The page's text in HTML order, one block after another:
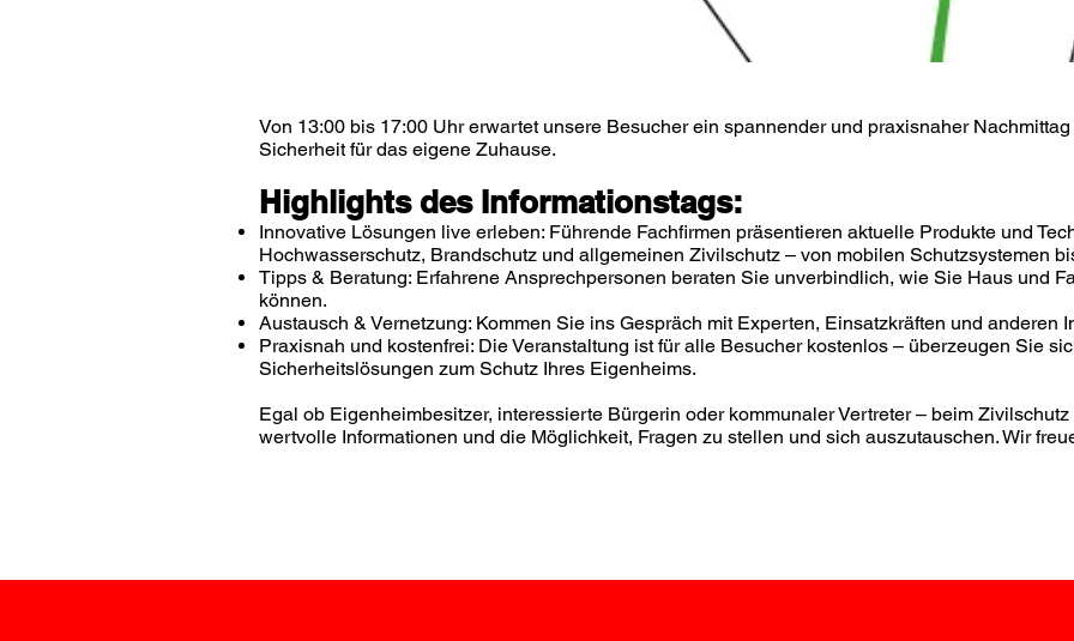
Von 13:00 bis 17:00 Uhr erwartet unsere Besucher ein spannender und praxisnaher
Sicherheit für das eigene Zuhause.
Highlights des Informationstags:
Innovative Lösungen live erleben: Führende Fachfirmen präsentieren aktuelle Produkte und
Hochwasserschutz, Brandschutz und allgemeinen Zivilschutz – von mobilen Schutzsystemen
Tipps & Beratung: Erfahrene Ansprechpersonen beraten Sie unverbindlich, wie Sie Haus und
können.
Austausch & Vernetzung: Kommen Sie ins Gespräch mit Experten, Einsatzkräften und anderen
Praxisnah und kostenfrei: Die Veranstaltung ist für alle Besucher kostenlos – überzeugen Sie
Sicherheitslösungen zum Schutz Ihres Eigenheims.
Egal ob Eigenheimbesitzer, interessierte Bürgerin oder kommunaler Vertreter – beim
wertvolle Informationen und die Möglichkeit, Fragen zu stellen und sich auszutauschen. Wir